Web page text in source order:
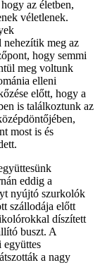
az életben,
véletlenek.
nehezítik meg az
hogy semmi
meg voltunk
elleni
előtt, hogy a
is találkoztunk az
most is és
eddig a
nyújtó szurkolók
szállodája előtt
díszített
buszt. A
együttes
a nagy